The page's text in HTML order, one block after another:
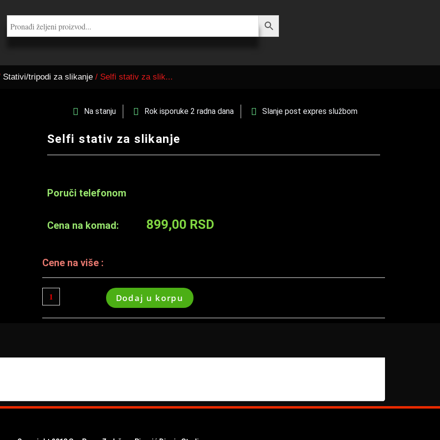
Stativi/tripodi za slikanje / Selfi stativ za slik...
Na stanju Rok isporuke 2 radna dana Slanje post expres službom
Selfi stativ za slikanje
Poruči telefonom
Cena na komad: 899,00 RSD
Cene na više :
Dodaj u korpu